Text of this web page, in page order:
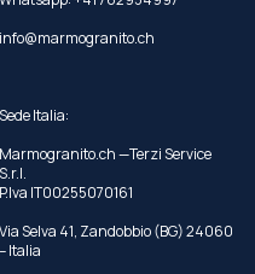
info@marmogranito.ch
Sede Italia:
Marmogranito.ch —Terzi Service
S.r.l.
P.Iva IT00255070161
Via Selva 41, Zandobbio (BG) 24060
– Italia